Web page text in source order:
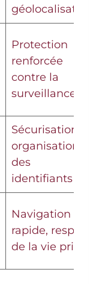
géolocalisation
Protection
renforcée
contre la
surveillance
Sécurisation et
organisation
des
identifiants
Navigation
rapide, respect
de la vie privée